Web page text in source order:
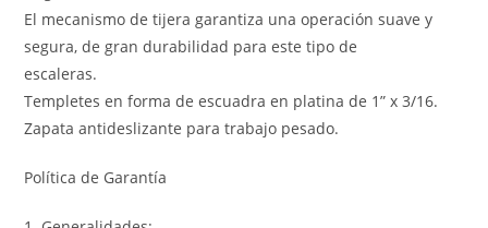
El mecanismo de tijera garantiza una operación suave y
segura, de gran durabilidad para este tipo de
escaleras.
Templetes en forma de escuadra en platina de 1” x 3/16.
Zapata antideslizante para trabajo pesado.
Política de Garantía